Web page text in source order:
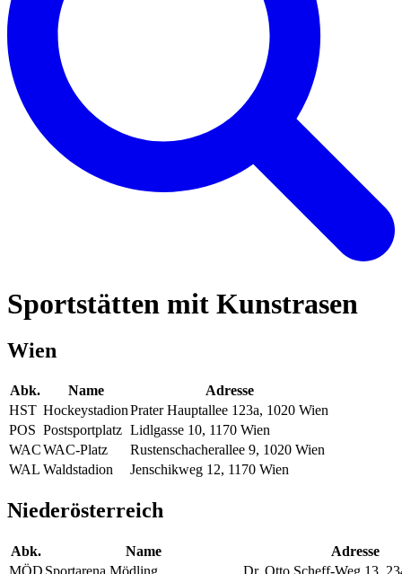
Sportstätten mit Kunstrasen
Wien
Abk. Name
Adresse
HST HockeystadionPrater Hauptallee 123a, 1020 Wien
POS Postsportplatz Lidlgasse 10, 1170 Wien
WACWAC-Platz
Rustenschacherallee 9, 1020 Wien
WAL Waldstadion Jenschikweg 12, 1170 Wien
Niederösterreich
Abk. Name
Adresse